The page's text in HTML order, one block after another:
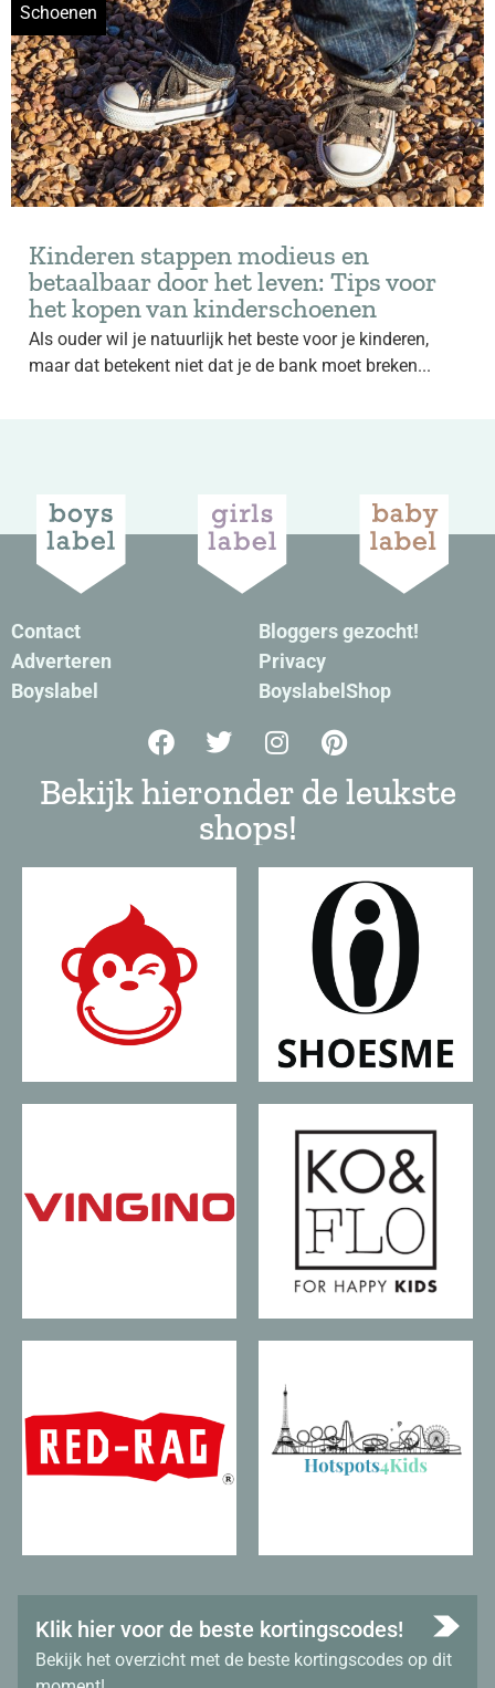
Schoenen
Kinderen stappen modieus en
betaalbaar door het leven: Tips voor
het kopen van kinderschoenen
Als ouder wil je natuurlijk het beste voor je kinderen,
maar dat betekent niet dat je de bank moet breken...
Contact
Adverteren
Boyslabel
Bloggers gezocht!
Privacy
BoyslabelShop
Bekijk hieronder de leukste
shops!
Klik hier voor de beste kortingscodes!
Bekijk het overzicht met de beste kortingscodes op dit